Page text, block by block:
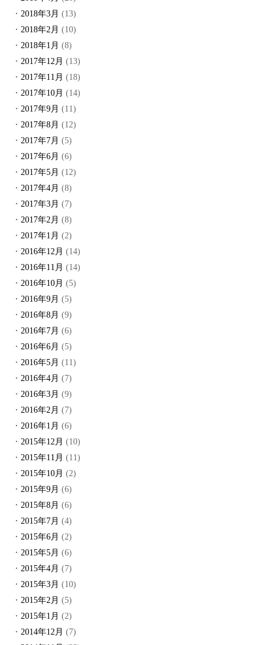
2018年3月 (13)
2018年2月 (10)
2018年1月 (8)
2017年12月 (13)
2017年11月 (18)
2017年10月 (14)
2017年9月 (11)
2017年8月 (12)
2017年7月 (5)
2017年6月 (6)
2017年5月 (12)
2017年4月 (8)
2017年3月 (7)
2017年2月 (8)
2017年1月 (2)
2016年12月 (14)
2016年11月 (14)
2016年10月 (5)
2016年9月 (5)
2016年8月 (9)
2016年7月 (6)
2016年6月 (5)
2016年5月 (11)
2016年4月 (7)
2016年3月 (9)
2016年2月 (7)
2016年1月 (6)
2015年12月 (10)
2015年11月 (11)
2015年10月 (2)
2015年9月 (6)
2015年8月 (6)
2015年7月 (4)
2015年6月 (2)
2015年5月 (6)
2015年4月 (7)
2015年3月 (10)
2015年2月 (5)
2015年1月 (2)
2014年12月 (7)